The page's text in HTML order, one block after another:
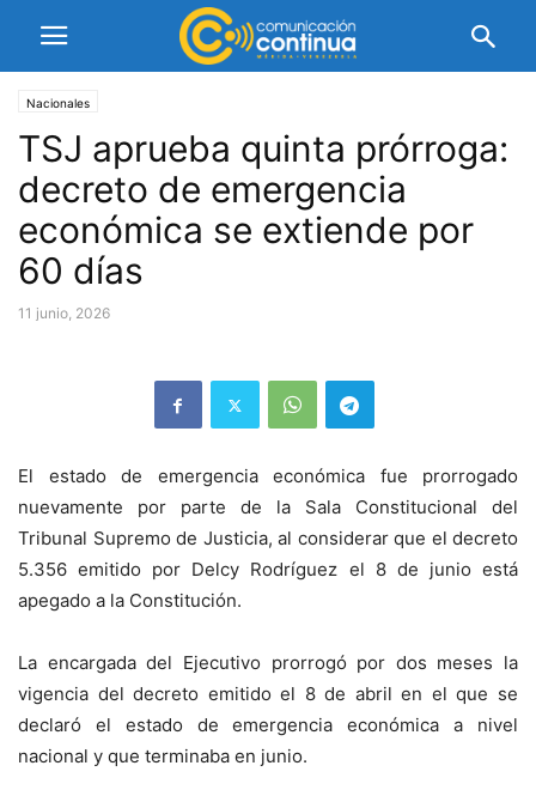
Nacionales
TSJ aprueba quinta prórroga:
decreto de emergencia
económica se extiende por
60 días
11 junio, 2026
El estado de emergencia económica fue prorrogado
nuevamente por parte de la Sala Constitucional del
Tribunal Supremo de Justicia, al considerar que el decreto
5.356 emitido por Delcy Rodríguez el 8 de junio está
apegado a la Constitución.
La encargada del Ejecutivo prorrogó por dos meses la
vigencia del decreto emitido el 8 de abril en el que se
declaró el estado de emergencia económica a nivel
nacional y que terminaba en junio.